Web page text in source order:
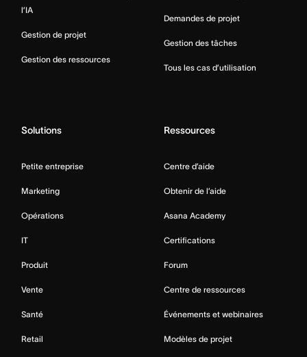
l’IA
Gestion de projet
Gestion des ressources
Demandes de projet
Gestion des tâches
Tous les cas d’utilisation
Solutions
Petite entreprise
Marketing
Opérations
IT
Produit
Vente
Santé
Retail
Ressources
Centre d’aide
Obtenir de l’aide
Asana Academy
Certifications
Forum
Centre de ressources
Événements et webinaires
Modèles de projet